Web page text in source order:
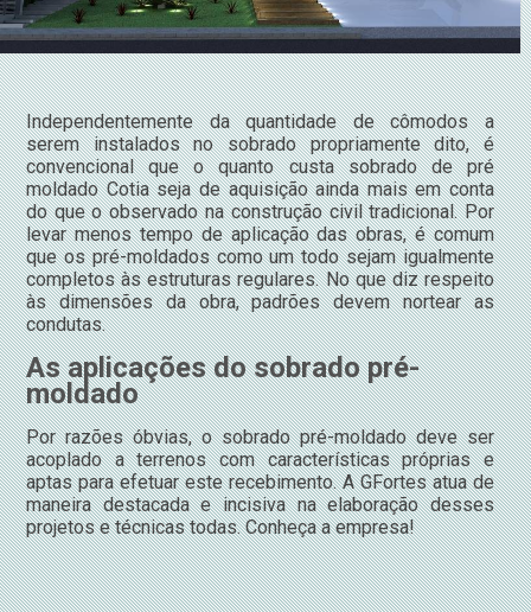
Independentemente da quantidade de cômodos a
serem instalados no sobrado propriamente dito, é
convencional que o quanto custa sobrado de pré
moldado Cotia seja de aquisição ainda mais em conta
do que o observado na construção civil tradicional. Por
levar menos tempo de aplicação das obras, é comum
que os pré-moldados como um todo sejam igualmente
completos às estruturas regulares. No que diz respeito
às dimensões da obra, padrões devem nortear as
condutas.
As aplicações do sobrado pré-
moldado
Por razões óbvias, o sobrado pré-moldado deve ser
acoplado a terrenos com características próprias e
aptas para efetuar este recebimento. A GFortes atua de
maneira destacada e incisiva na elaboração desses
projetos e técnicas todas. Conheça a empresa!